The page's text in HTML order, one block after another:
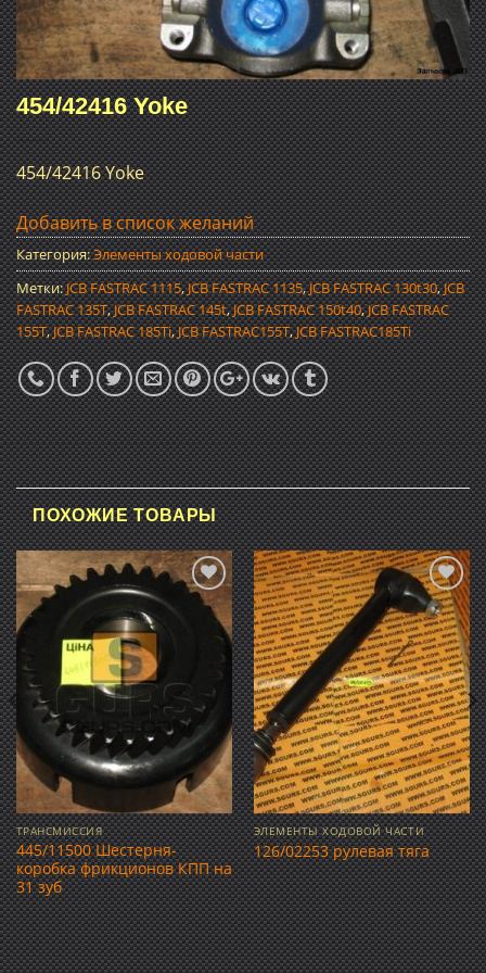
454/42416 Yoke
454/42416 Yoke
Добавить в список желаний
Категория:Элементы ходовой части
Метки:JCB FASTRAC 1115,JCB FASTRAC 1135,JCB FASTRAC 130t30,JCB
FASTRAC 135T,JCB FASTRAC 145t,JCB FASTRAC 150t40,JCB FASTRAC
155T,JCB FASTRAC 185Ti,JCB FASTRAC155T,JCB FASTRAC185Ti
ПОХОЖИЕ ТОВАРЫ
Добавить
в список
ТРАНСМИССИЯ
445/11500 Шестерня-
коробка фрикционов КПП на
31 зуб
Добавить
в список
желаний
ЭЛЕМЕНТЫ ХОДОВОЙ ЧАСТИ
126/02253 рулевая тяга